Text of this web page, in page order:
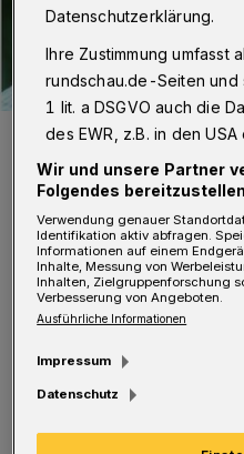
Pfarrer Dieter W. Albat war 2010
U nter der
wieder einen
Minuten-Gottesdienst
begleitet vom
Datenschutzerklärung.
Ihre Zustimmung umfasst
rundschau.de-Seiten und
1 lit. a DSGVO auch die
des EWR, z.B. in den USA
Wir und unsere Partner
Folgendes
Verwendung genauer
Identifikation aktiv abfragen.
Informationen auf einem
Inhalte, Messung von
Inhalten, Zielgruppenforschung
Verbesserung von Angeboten.
Ausführliche Informationen
Impressum
Datenschutz